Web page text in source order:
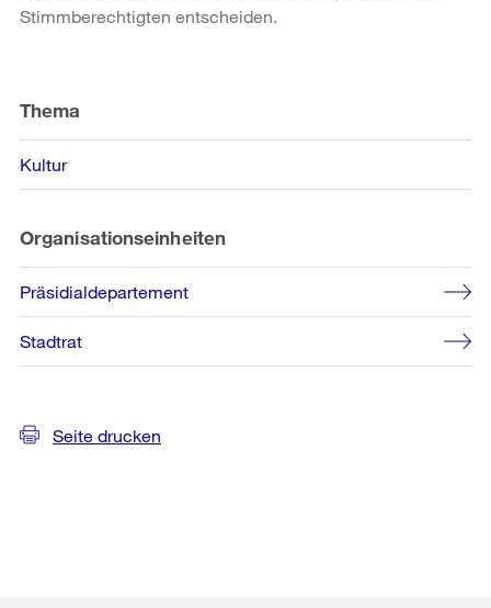
Stimmberechtigten entscheiden.
Informationen
Thema
Kultur
Organisationseinheiten
Präsidialdepartement
Stadtrat
Seite drucken